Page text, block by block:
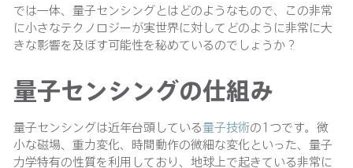
では一体、量子センシングとはどのようなもので、この非常
に小さなテクノロジーが実世界に対してどのように非常に大
きな影響を及ぼす可能性を秘めているのでしょうか？
量子センシングの仕組み
量子センシングは近年台頭している量子技術の1つです。微
小な磁場、重力変化、時間動作の微細な変化といった、量子
力学特有の性質を利用しており、地球上で起きている非常に